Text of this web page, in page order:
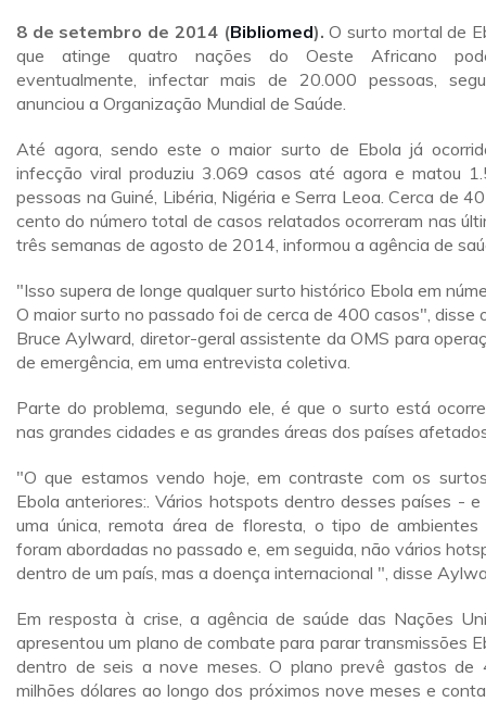
8 de setembro de 2014 (Bibliomed). O surto mortal de
que atinge quatro nações do Oeste Africano
eventualmente, infectar mais de 20.000 pessoas,
anunciou a Organização Mundial de Saúde.
Até agora, sendo este o maior surto de Ebola já
infecção viral produziu 3.069 casos até agora e matou
pessoas na Guiné, Libéria, Nigéria e Serra Leoa. Cerca de
cento do número total de casos relatados ocorreram nas
três semanas de agosto de 2014, informou a agência de
"Isso supera de longe qualquer surto histórico Ebola em
O maior surto no passado foi de cerca de 400 casos", disse
Bruce Aylward, diretor-geral assistente da OMS para
de emergência, em uma entrevista coletiva.
Parte do problema, segundo ele, é que o surto está
nas grandes cidades e as grandes áreas dos países
"O que estamos vendo hoje, em contraste com os
Ebola anteriores:. Vários hotspots dentro desses países - e
uma única, remota área de floresta, o tipo de ambientes
foram abordadas no passado e, em seguida, não vários
dentro de um país, mas a doença internacional ", disse
Em resposta à crise, a agência de saúde das Nações
apresentou um plano de combate para parar transmissões
dentro de seis a nove meses. O plano prevê gastos de
milhões dólares ao longo dos próximos nove meses e